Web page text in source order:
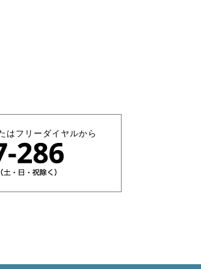
はフリーダイヤルから